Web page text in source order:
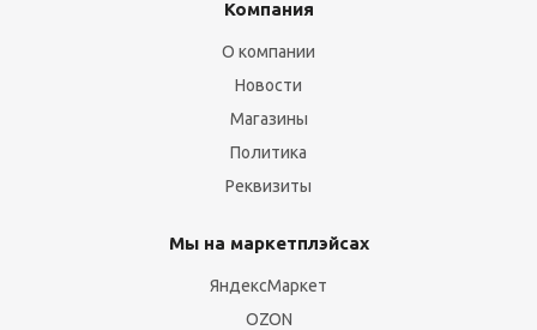
Компания
О компании
Новости
Магазины
Политика
Реквизиты
Мы на маркетплэйсах
ЯндексМаркет
OZON